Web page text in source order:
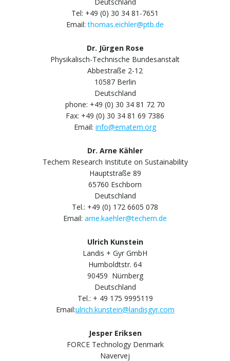
Tel: +49 (0) 30 34 81-7651
Email:thomas.eichler@ptb.de
Dr. Jürgen Rose
Physikalisch-Technische Bundesanstalt
Abbestraße 2-12
10587 Berlin
Deutschland
phone: +49 (0) 30 34 81 72 70
Fax: +49 (0) 30 34 81 69 7386
Email: info@ematem.org
Dr. Arne Kähler
Techem Research Institute on Sustainability
Hauptstraße 89
65760 Eschborn
Deutschland
Tel.: +49 (0) 172 6605 078
Email: arne.kaehler@techem.de
Ulrich Kunstein
Landis + Gyr GmbH
Humboldtstr. 64
90459 Nürnberg
Deutschland
Tel.: + 49 175 9995119
Email:ulrich.kunstein@landisgyr.com
Jesper Eriksen
FORCE Technology Denmark
Navervej